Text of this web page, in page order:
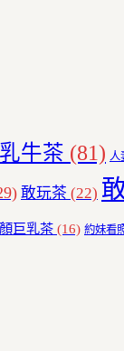
乳牛茶 (81) 人
敢玩茶 (22)
巨乳茶 (16) 約妹看